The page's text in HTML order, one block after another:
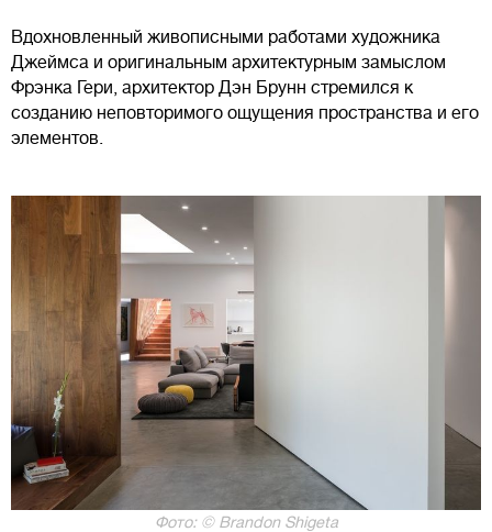
Вдохновленный живописными работами художника
Джеймса и оригинальным архитектурным замыслом
Фрэнка Гери, архитектор Дэн Брунн стремился к
созданию неповторимого ощущения пространства и его
элементов.
Фото: © Brandon Shigeta